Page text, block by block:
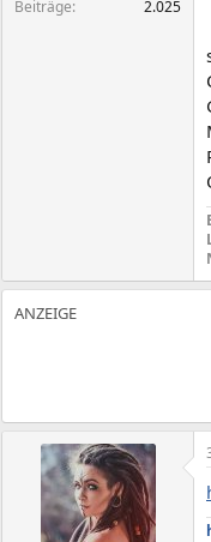
Beiträge
2.025